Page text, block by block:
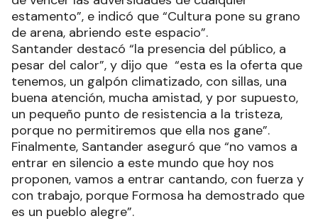
estamento”, e indicó que “Cultura pone su grano
de arena, abriendo este espacio”.
Santander destacó “la presencia del público, a
pesar del calor”, y dijo que “esta es la oferta que
tenemos, un galpón climatizado, con sillas, una
buena atención, mucha amistad, y por supuesto,
un pequeño punto de resistencia a la tristeza,
porque no permitiremos que ella nos gane”.
Finalmente, Santander aseguró que “no vamos a
entrar en silencio a este mundo que hoy nos
proponen, vamos a entrar cantando, con fuerza y
con trabajo, porque Formosa ha demostrado que
es un pueblo alegre”.